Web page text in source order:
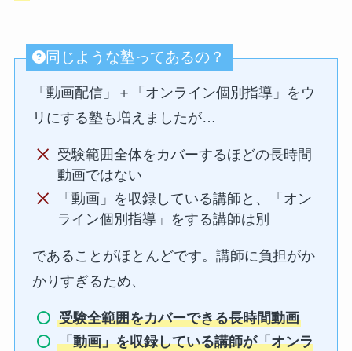
同じような塾ってあるの？
「動画配信」＋「オンライン個別指導」をウ
リにする塾も増えましたが…
受験範囲全体をカバーするほどの長時間
動画ではない
「動画」を収録している講師と、「オン
ライン個別指導」をする講師は別
であることがほとんどです。講師に負担がか
かりすぎるため、
受験全範囲をカバーできる長時間動画
「動画」を収録している講師が「オンラ